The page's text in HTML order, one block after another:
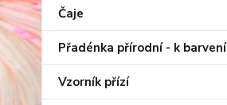
Čaje
Přadénka přírodní - k barvení
Vzorník přízí